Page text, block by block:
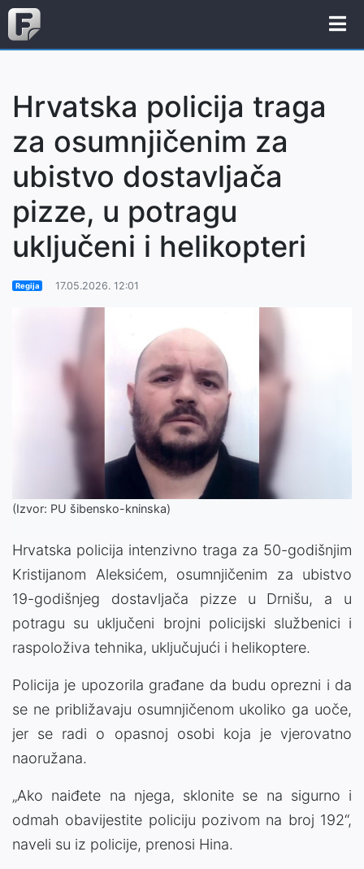
Hrvatska policija traga
za osumnjičenim za
ubistvo dostavljača
pizze, u potragu
uključeni i helikopteri
Regija 17.05.2026. 12:01
(Izvor: PU šibensko-kninska)
Hrvatska policija intenzivno traga za 50-godišnjim
Kristijanom Aleksićem, osumnjičenim za ubistvo
19-godišnjeg dostavljača pizze u Drnišu, a u
potragu su uključeni brojni policijski službenici i
raspoloživa tehnika, uključujući i helikoptere.
Policija je upozorila građane da budu oprezni i da
se ne približavaju osumnjičenom ukoliko ga uoče,
jer se radi o opasnoj osobi koja je vjerovatno
naoružana.
„Ako naiđete na njega, sklonite se na sigurno i
odmah obavijestite policiju pozivom na broj 192“,
naveli su iz policije, prenosi Hina.